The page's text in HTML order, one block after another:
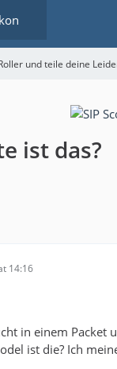
und teile deine
ist das?
14:16
in einem Packet
ist die? Ich